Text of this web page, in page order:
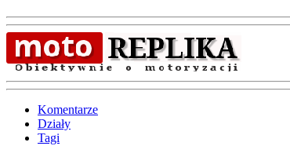
Komentarze
Działy
Tagi